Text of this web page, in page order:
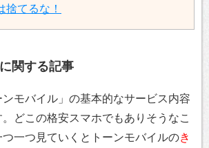
捨てるな！
関する記事
モバイル」の基本的なサービス内容
どこの格安スマホでもありそうなこ
一つ見ていくとトーンモバイルのき